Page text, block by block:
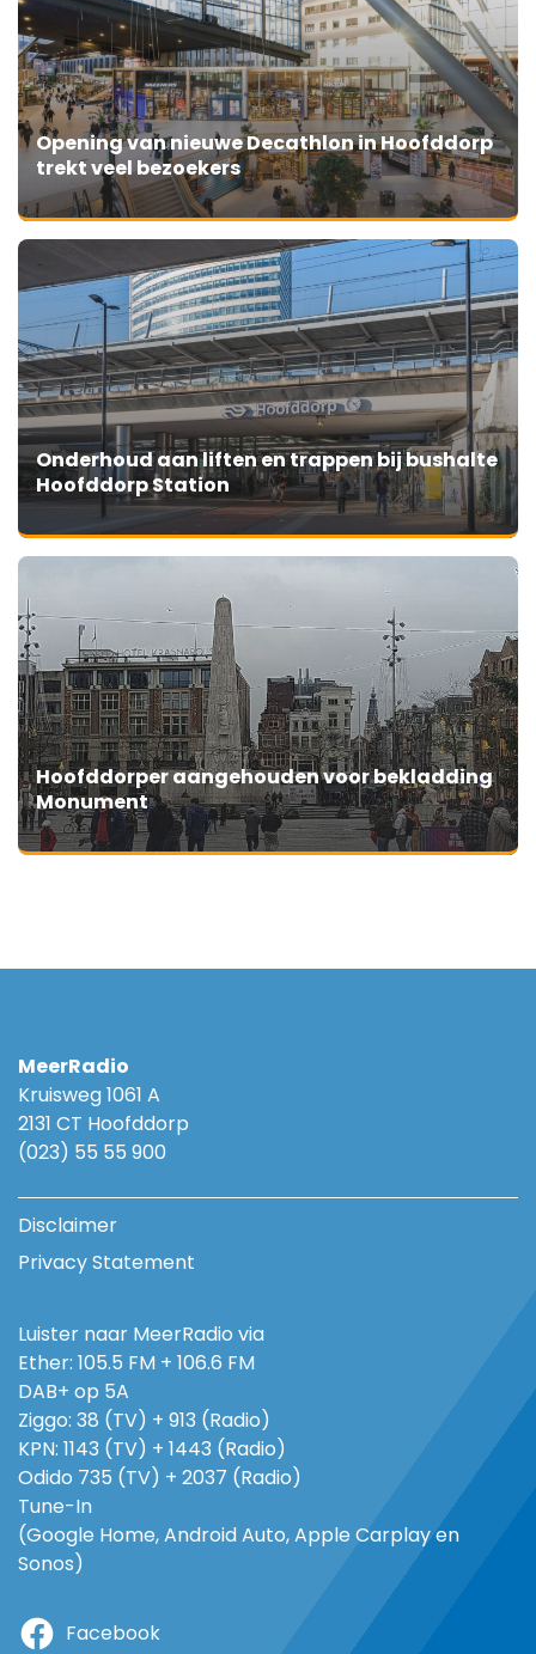
Opening van nieuwe Decathlon in Hoofddorp
trekt veel bezoekers
Onderhoud aan liften en trappen bij bushalte
Hoofddorp Station
Hoofddorper aangehouden voor bekladding
Monument
MeerRadio
Kruisweg 1061 A
2131 CT Hoofddorp
(023) 55 55 900
Disclaimer
Privacy Statement
Luister naar MeerRadio via
Ether: 105.5 FM + 106.6 FM
DAB+ op 5A
Ziggo: 38 (TV) + 913 (Radio)
KPN: 1143 (TV) + 1443 (Radio)
Odido 735 (TV) + 2037 (Radio)
Tune-In
(Google Home, Android Auto, Apple Carplay en
Sonos)
Facebook